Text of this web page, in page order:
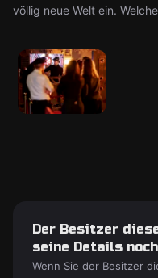
völlig neue Welt ein.
Der Besitzer
seine Details
Wenn Sie der Besitzer